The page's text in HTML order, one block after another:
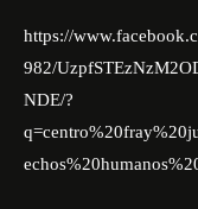
https://
982/
NDE/?